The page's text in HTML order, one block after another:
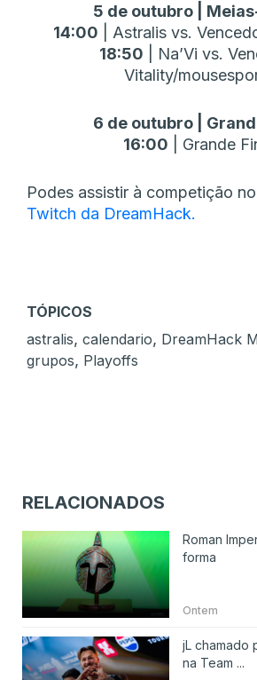
5 de outubro |
14:00 | Astralis vs.
18:50 | Na’Vi vs.
Vitality/
6 de outubro |
16:00 | Grande
Podes assistir à competição no
Twitch da DreamHack.
TÓPICOS
astralis, calendario, DreamHack
grupos, Playoffs
RELACIONADOS
Roman
forma
Ontem
jL chamado
na Team ...